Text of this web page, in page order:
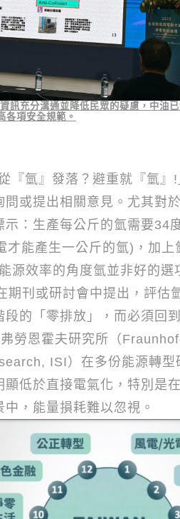
訊充分溝通並降低民眾的疑慮，中油
各項安全規範。
『氫』發落？避重就『氫』 !
或提出相關意見。尤其對
：生產每公斤的氫需要34
才能產生一公斤的氫) ，加
源效率的角度氫並非好的選
刊或研討會中提出，評估
的「零排放」，而必須回
勞恩霍夫研究所（
ISI）在多份能源轉型
低於直接電氣化，特別是
，能量損耗難以忽視。
尊榮
新選
PEUGEOT、
ROUTE！
法式日常，即刻啟
5 年／15 萬公
Ranger
啟全地形
小客貨車
第三屆「ESG
徵件啟動! 號
手實踐ESG，